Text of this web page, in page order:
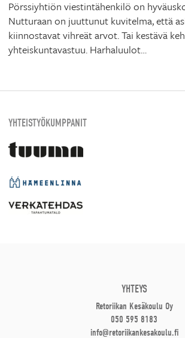
Pörssiyhtiön viestintähenkilö on
Nutturaan on juuttunut kuvitelma, että
kiinnostavat vihreät arvot. Tai kestävä
yhteiskuntavastuu. Harhaluulot…
YHTEISTYÖKUMPPANIT
YHTEYS
Retoriikan Kesäkoulu Oy
050 595 8183
info@retoriikankesakoulu.fi